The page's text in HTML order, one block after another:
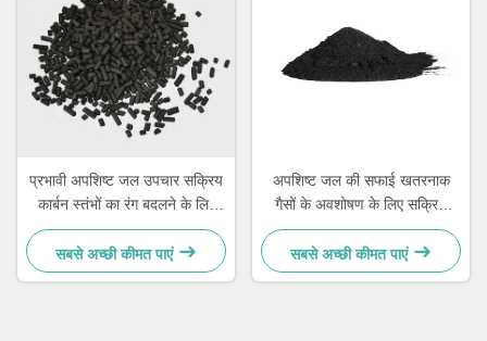
प्रभावी अपशिष्ट जल उपचार सक्रिय
कार्बन स्तंभों का रंग बदलने के लिए
लकड़ी
सबसे अच्छी कीमत पाएं
अपशिष्ट जल की सफाई खतरनाक
गैसों के अवशोषण के लिए सक्रिय
लकड़ी का कोयला कार्बन
सबसे अच्छी कीमत पाएं